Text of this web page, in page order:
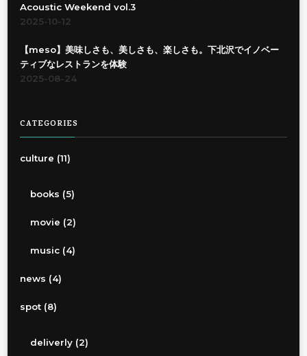
Acoustic Weekend vol.3
2025-10-12
【meso】美味しさも、美しさも、楽しさも。下北沢でイノベー
ティブなレストランを体験
2025-08-24
CATEGORIES
culture (11)
books (5)
movie (2)
music (4)
news (4)
spot (8)
deliverly (2)